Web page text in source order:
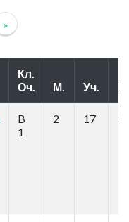
»
Кл.
Оч.
М. Уч. Р.
B
1
2 17